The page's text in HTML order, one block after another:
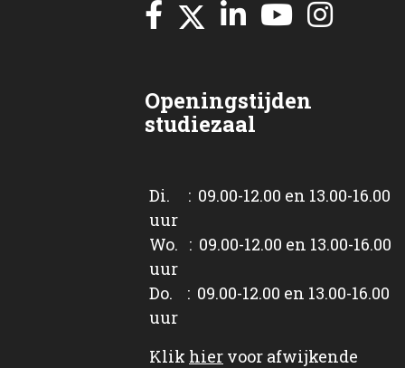
Openingstijden
studiezaal
Di. : 09.00-12.00 en 13.00-16.00
uur
Wo. : 09.00-12.00 en 13.00-16.00
uur
Do. : 09.00-12.00 en 13.00-16.00
uur
Klik hier voor afwijkende